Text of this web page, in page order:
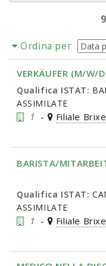
Ordina per
VERKÄUFER (M/W/
Qualifica ISTAT:
ASSIMILATE
1 - Filiale
BARISTA/
Qualifica ISTAT:
ASSIMILATE
1 - Filiale